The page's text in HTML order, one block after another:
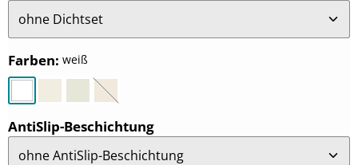
Farbenauswählen
: weiß
weiß pergamonmanhattanbahama-beige
(Diese Option ist zurzeit nicht verfügbar.)
AntiSlip-Beschichtungauswählen